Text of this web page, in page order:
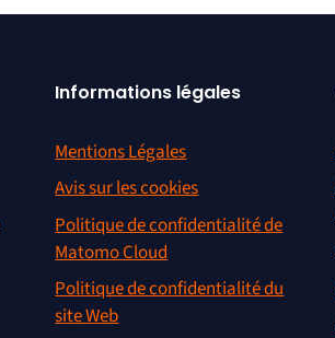
Informations légales
Mentions Légales
Avis sur les cookies
Politique de confidentialité de
Matomo Cloud
Politique de confidentialité du
site Web